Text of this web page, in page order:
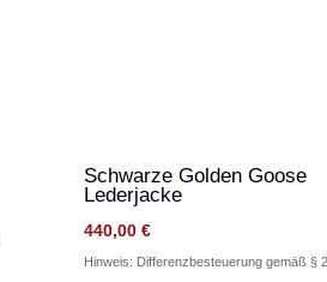
Schwarze Golden Goose
Lederjacke
440,00 €
Hinweis: Differenzbesteuerung gemäß §